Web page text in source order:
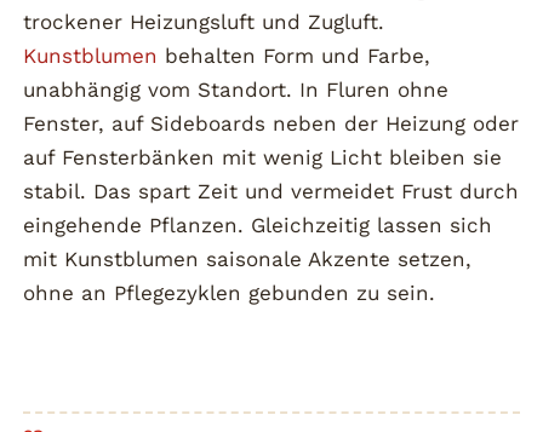
trockener Heizungsluft und Zugluft.
Kunstblumen behalten Form und Farbe,
unabhängig vom Standort. In Fluren ohne
Fenster, auf Sideboards neben der Heizung oder
auf Fensterbänken mit wenig Licht bleiben sie
stabil. Das spart Zeit und vermeidet Frust durch
eingehende Pflanzen. Gleichzeitig lassen sich
mit Kunstblumen saisonale Akzente setzen,
ohne an Pflegezyklen gebunden zu sein.